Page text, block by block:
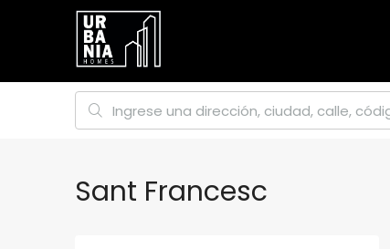
Sant Francesc